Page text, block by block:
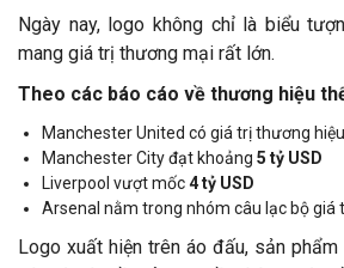
Ngày nay, logo không chỉ là biểu
mang giá trị thương mại rất lớn.
Theo các báo cáo về thương hiệu
Manchester United có giá trị thương
Manchester City đạt khoảng 5 tỷ USD
Liverpool vượt mốc4 tỷ USD
Arsenal nằm trong nhóm câu lạc bộ giá
Logo xuất hiện trên áo đấu, sản